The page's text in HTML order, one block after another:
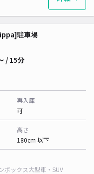
駐車場
/ 15分
再入庫
可
高さ
180cm 以下
ボックス大型車・SUV